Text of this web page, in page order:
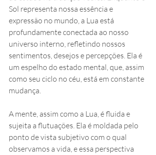
Sol representa nossa essência e
expressão no mundo, a Lua está
profundamente conectada ao nosso
universo interno, refletindo nossos
sentimentos, desejos e percepções. Ela é
um espelho do estado mental, que, assim
como seu ciclo no céu, está em constante
mudança.
A mente, assim como a Lua, é fluida e
sujeita a flutuações. Ela é moldada pelo
ponto de vista subjetivo com o qual
observamos a vida, e essa perspectiva